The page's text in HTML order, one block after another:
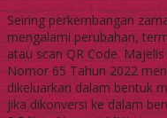
Seiring perkembangan
mengalami perubahan,
atau scan QR Code.
Nomor 65 Tahun 2022
dikeluarkan dalam bentuk
jika dikonversi ke dalam